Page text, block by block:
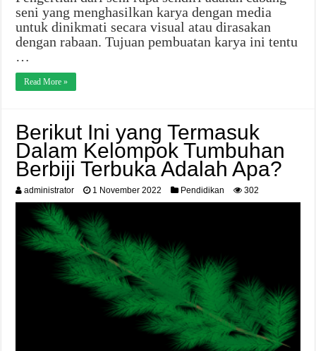
seni yang menghasilkan karya dengan media
untuk dinikmati secara visual atau dirasakan
dengan rabaan. Tujuan pembuatan karya ini tentu
…
Read More »
Berikut Ini yang Termasuk
Dalam Kelompok Tumbuhan
Berbiji Terbuka Adalah Apa?
administrator 1 November 2022 Pendidikan 302